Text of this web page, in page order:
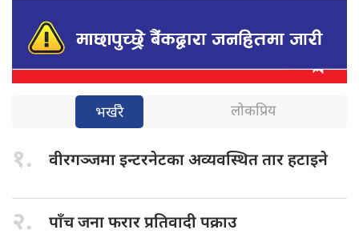
भर्खरै लोकप्रिय
१. वीरगञ्जमा इन्टरनेटकाअव्यवस्थित तार हटाइने
२. पाँच जनाफरार प्रतिवादी पक्राउ